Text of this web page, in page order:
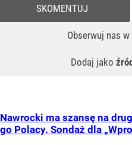
Obserwuj nas w
Dodaj jako
SKOMENTUJ
Nawrocki ma szansę na
go Polacy. Sondaż dla